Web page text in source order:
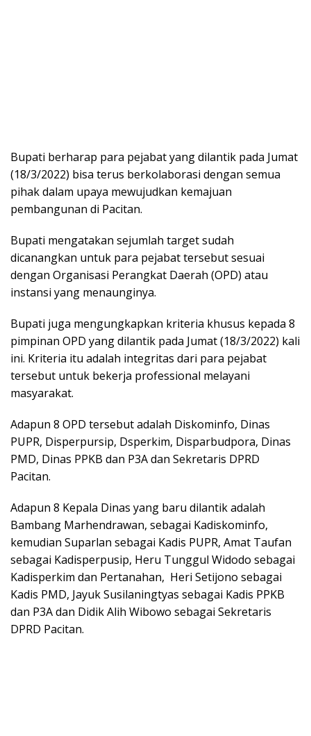
Bupati berharap para pejabat yang dilantik pada Jumat
(18/3/2022) bisa terus berkolaborasi dengan semua
pihak dalam upaya mewujudkan kemajuan
pembangunan di Pacitan.
Bupati mengatakan sejumlah target sudah
dicanangkan untuk para pejabat tersebut sesuai
dengan Organisasi Perangkat Daerah (OPD) atau
instansi yang menaunginya.
Bupati juga mengungkapkan kriteria khusus kepada 8
pimpinan OPD yang dilantik pada Jumat (18/3/2022) kali
ini. Kriteria itu adalah integritas dari para pejabat
tersebut untuk bekerja professional melayani
masyarakat.
Adapun 8 OPD tersebut adalah Diskominfo, Dinas
PUPR, Disperpursip, Dsperkim, Disparbudpora, Dinas
PMD, Dinas PPKB dan P3A dan Sekretaris DPRD
Pacitan.
Adapun 8 Kepala Dinas yang baru dilantik adalah
Bambang Marhendrawan, sebagai Kadiskominfo,
kemudian Suparlan sebagai Kadis PUPR, Amat Taufan
sebagai Kadisperpusip, Heru Tunggul Widodo sebagai
Kadisperkim dan Pertanahan, Heri Setijono sebagai
Kadis PMD, Jayuk Susilaningtyas sebagai Kadis PPKB
dan P3A dan Didik Alih Wibowo sebagai Sekretaris
DPRD Pacitan.